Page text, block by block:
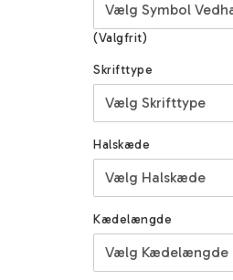
(Valgfrit)
Skrifttype
Halskæde
Kædelængde